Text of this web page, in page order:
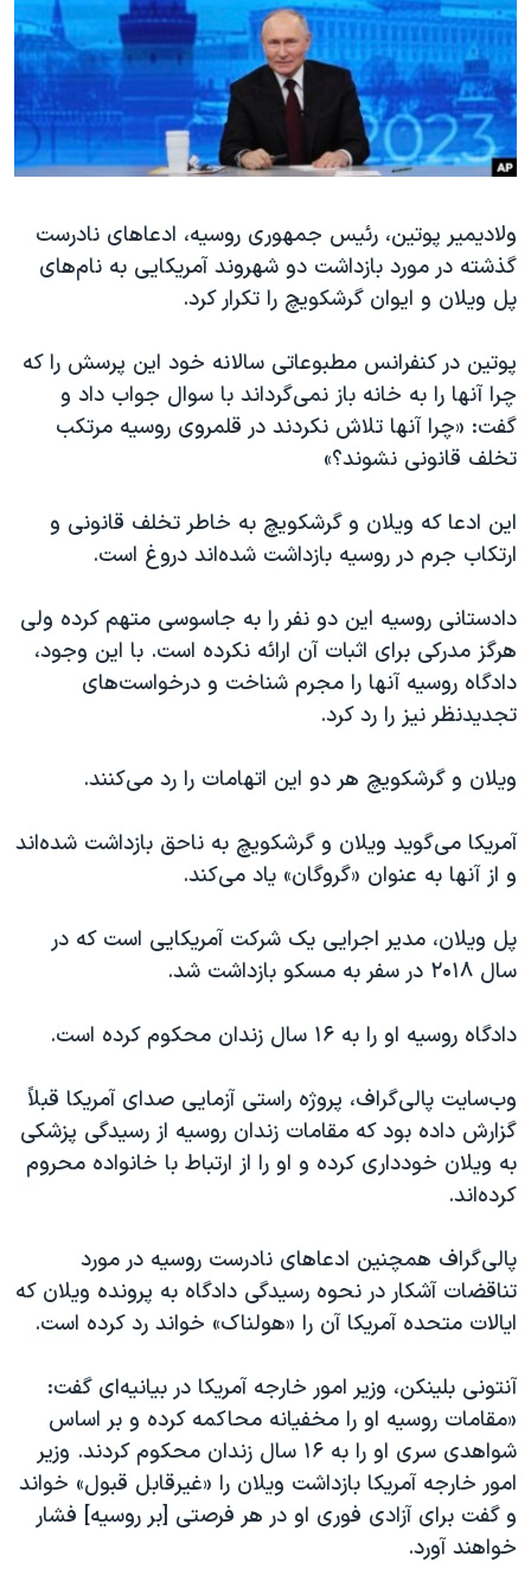
فرهنگ و زندگی
حقوق شهروندی
اقتصادی
علم و فناوری
گالری عکس
آرشیو پخش زنده
مستندها
انتخابات ریاست جمهوری آمریکا ۲۰۲۴
حمله جمهوری اسلامی به اسرائیل
رمز مهسا
اعتراضات زن، زندگی، آزادی
مجموعه مستندهای دادخواهی
دادگاه حمید نوری
چهل سال گروگان‌گیری
قانون شفافیت دارائی کادر رهبری ایران
اسرائیل در جنگ
همایش محافظه‌کاران آمریکا «سی‌پک»
صفحه‌های ویژه
سفر پرزیدنت ترامپ به چین
دنبال کنید
زبانهای مختلف
ولادیمیر پوتین، رئیس جمهوری روسیه، ادعاهای نادرست
گذشته در مورد بازداشت دو شهروند آمریکایی به نام‌های
پل ویلان و ایوان گرشکویچ را تکرار کرد.
پوتین در کنفرانس مطبوعاتی سالانه خود این پرسش را که
چرا آنها را به خانه باز نمی‌گرداند با سوال جواب داد و
گفت: «چرا آنها تلاش نکردند در قلمروی روسیه مرتکب
تخلف قانونی نشوند؟»
این ادعا که ویلان و گرشکویچ به خاطر تخلف قانونی و
ارتکاب جرم در روسیه بازداشت شده‌اند دروغ است.
دادستانی روسیه این دو نفر را به جاسوسی متهم کرده ولی
هرگز مدرکی برای اثبات آن ارائه نکرده است. با این وجود،
دادگاه روسیه آنها را مجرم شناخت و درخواست‌های
تجدیدنظر نیز را رد کرد.
ویلان و گرشکویچ هر دو این اتهامات را رد می‌کنند.
آمریکا می‌گوید ویلان و گرشکویچ به ناحق بازداشت شده‌اند
و از آنها به عنوان «گروگان» یاد می‌کند.
پل ویلان، مدیر اجرایی یک شرکت آمریکایی است که در
سال ۲۰۱۸ در سفر به مسکو بازداشت شد.
دادگاه روسیه او را به ۱۶ سال زندان محکوم کرده است.
وب‌سایت پالی‌گراف، پروژه راستی آزمایی صدای آمریکا قبلاً
گزارش داده بود که مقامات زندان روسیه از رسیدگی پزشکی
به ویلان خودداری کرده و او را از ارتباط با خانواده محروم
کرده‌اند.
پالی‌گراف همچنین ادعاهای نادرست روسیه در مورد
تناقضات آشکار در نحوه رسیدگی دادگاه به پرونده ویلان که
ایالات متحده آمریکا آن را «هولناک» خواند رد کرده است.
آنتونی بلینکن، وزیر امور خارجه آمریکا در بیانیه‌ای گفت:
«مقامات روسیه او را مخفیانه محاکمه کرده و بر اساس
شواهدی سری او را به ۱۶ سال زندان محکوم کردند. وزیر
امور خارجه آمریکا بازداشت ویلان را «غیرقابل قبول» خواند
و گفت برای آزادی فوری او در هر فرصتی [بر روسیه] فشار
خواهند آورد.